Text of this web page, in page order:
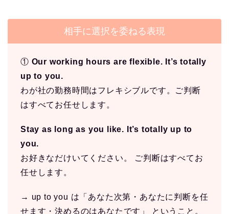
相手に選択を委ねる表現
① Our working hours are flexible. It’s totally
up to you.
わが社の勤務時間はフレキシブルです。ご判断
はすべてお任せします。
Stay as long as you like. It’s totally up to
you.
お好きなだけいてください。 ご判断はすべてお
任せします。
→ up to you は「あなた次第・あなたに判断を任
せます・決めるのはあなたです」 ということ。